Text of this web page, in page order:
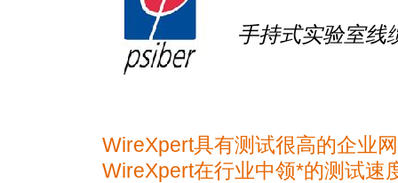
手持式实验室线
WireXpert具有测试很高的企业
WireXpert在行业中领*的测试速